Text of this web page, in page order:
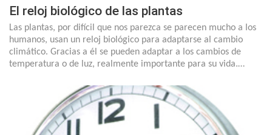
El reloj biológico de las plantas
Las plantas, por difícil que nos parezca se parecen mucho a los
humanos, usan un reloj biológico para adaptarse al cambio
climático. Gracias a él se pueden adaptar a los cambios de
temperatura o de luz, realmente importante para su vida.…